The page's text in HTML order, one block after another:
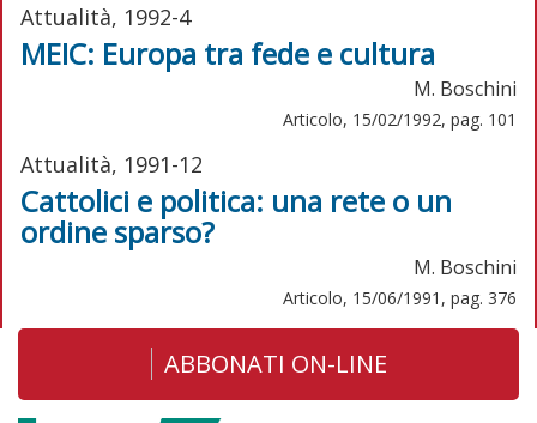
Attualità, 1992-4
MEIC: Europa tra fede e cultura
M. Boschini
Articolo, 15/02/1992, pag. 101
Attualità, 1991-12
Cattolici e politica: una rete o un
ordine sparso?
M. Boschini
Articolo, 15/06/1991, pag. 376
ABBONATI ON-LINE